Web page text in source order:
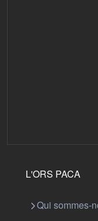
L'ORS PACA
Qui sommes-